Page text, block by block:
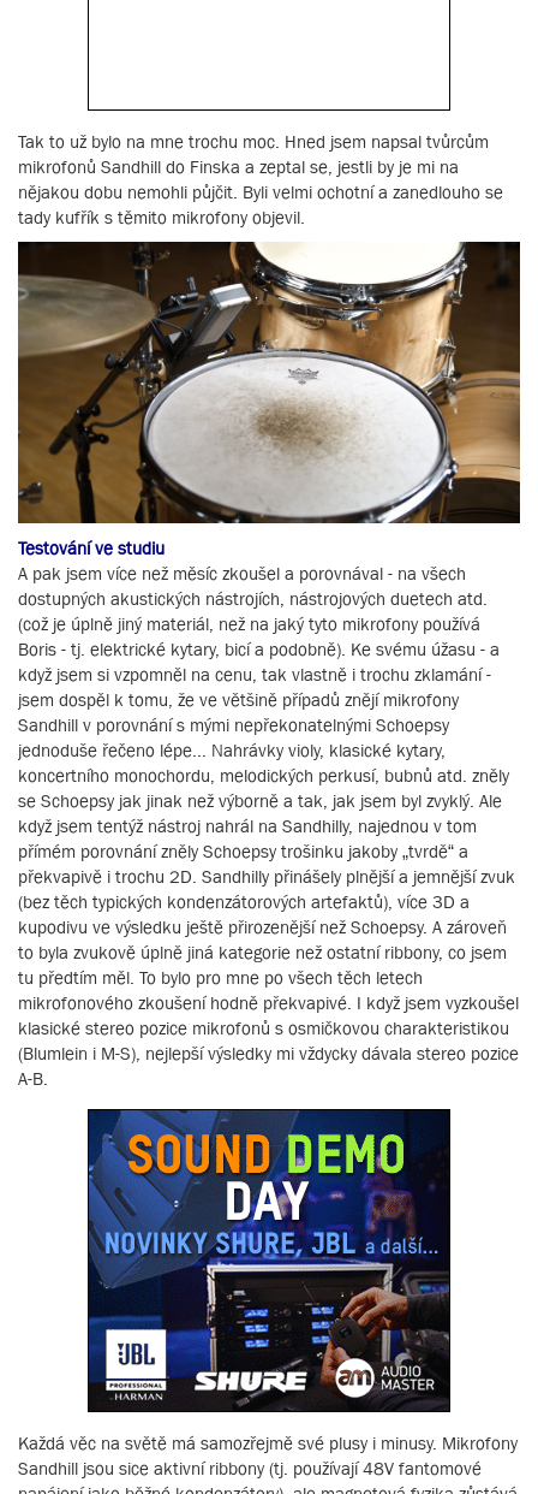
Tak to už bylo na mne trochu moc. Hned jsem napsal tvůrcům
mikrofonů Sandhill do Finska a zeptal se, jestli by je mi na
nějakou dobu nemohli půjčit. Byli velmi ochotní a zanedlouho se
tady kufřík s těmito mikrofony objevil.
Testování ve studiu
A pak jsem více než měsíc zkoušel a porovnával - na všech
dostupných akustických nástrojích, nástrojových duetech atd.
(což je úplně jiný materiál, než na jaký tyto mikrofony používá
Boris - tj. elektrické kytary, bicí a podobně). Ke svému úžasu - a
když jsem si vzpomněl na cenu, tak vlastně i trochu zklamání -
jsem dospěl k tomu, že ve většině případů znějí mikrofony
Sandhill v porovnání s mými nepřekonatelnými Schoepsy
jednoduše řečeno lépe... Nahrávky violy, klasické kytary,
koncertního monochordu, melodických perkusí, bubnů atd. zněly
se Schoepsy jak jinak než výborně a tak, jak jsem byl zvyklý. Ale
když jsem tentýž nástroj nahrál na Sandhilly, najednou v tom
přímém porovnání zněly Schoepsy trošinku jakoby „tvrdě“ a
překvapivě i trochu 2D. Sandhilly přinášely plnější a jemnější zvuk
(bez těch typických kondenzátorových artefaktů), více 3D a
kupodivu ve výsledku ještě přirozenější než Schoepsy. A zároveň
to byla zvukově úplně jiná kategorie než ostatní ribbony, co jsem
tu předtím měl. To bylo pro mne po všech těch letech
mikrofonového zkoušení hodně překvapivé. I když jsem vyzkoušel
klasické stereo pozice mikrofonů s osmičkovou charakteristikou
(Blumlein i M-S), nejlepší výsledky mi vždycky dávala stereo pozice
A-B.
Každá věc na světě má samozřejmě své plusy i minusy. Mikrofony
Sandhill jsou sice aktivní ribbony (tj. používají 48V fantomové